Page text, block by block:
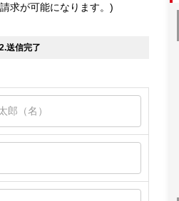
求が可能になります。)
2.送信完了